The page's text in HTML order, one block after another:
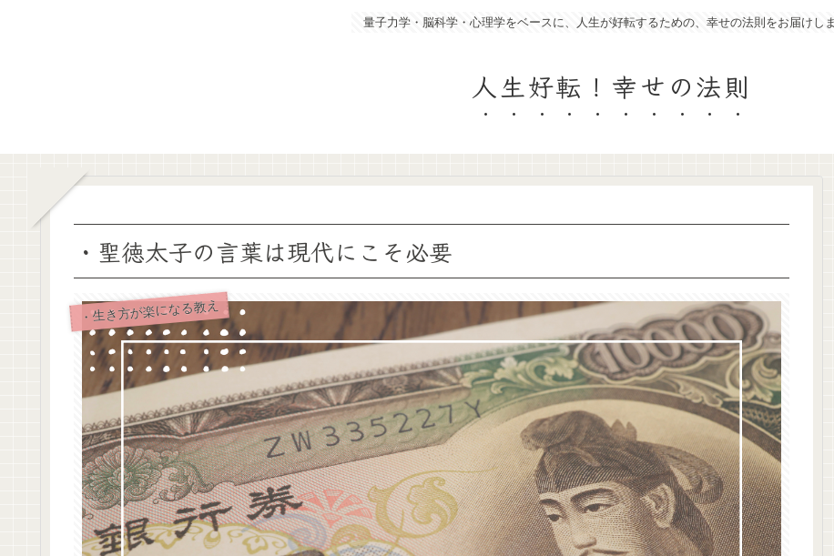
量子力学・脳科学・心理学をベースに、人生が好転するための、幸せの法則をお届けしま
人生好転！幸せの法則
・聖徳太子の言葉は現代にこそ必要
・生き方が楽になる教え